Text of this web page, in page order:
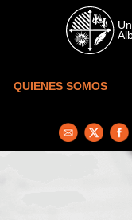
Skip to main content
QUIENES SOMOS